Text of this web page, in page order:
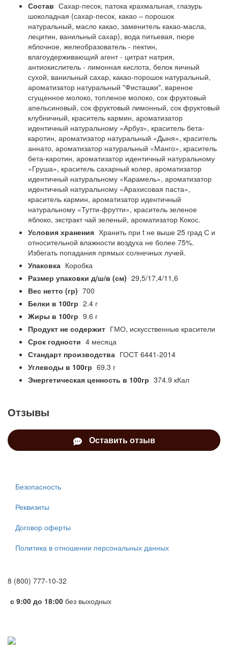
Состав Сахар-песок, патока крахмальная, глазурь
шоколадная (сахар-песок, какао – порошок
натуральный, масло какао, заменитель какао-масла,
лецитин, ванильный сахар), вода питьевая, пюре
яблочное, желеобразователь - пектин,
влагоудерживающий агент - цитрат натрия,
антиокислитель - лимонная кислота, белок яичный
сухой, ванильный сахар, какао-порошок натуральный,
ароматизатор натуральный "Фисташки", вареное
сгущенное молоко, топленое молоко, сок фруктовый
апельсиновый, сок фруктовый лимонный, сок фруктовый
клубничный, краситель кармин, ароматизатор
идентичный натуральному «Арбуз», краситель бета-
каротин, ароматизатор натуральный «Дыня», краситель
аннато, ароматизатор натуральный «Манго», краситель
бета-каротин, ароматизатор идентичный натуральному
«Груша», краситель сахарный колер, ароматизатор
идентичный натуральному «Карамель», ароматизатор
идентичный натуральному «Арахисовая паста»,
краситель кармин, ароматизатор идентичный
натуральному «Тутти-фрутти», краситель зеленое
яблоко, экстракт чай зеленый, ароматизатор Кокос.
Условия хранения Хранить при t не выше 25 град С и
относительной влажности воздуха не более 75%.
Избегать попадания прямых солнечных лучей.
Упаковка Коробка
Размер упаковки д/ш/в (см) 29,5/17,4/11,6
Вес нетто (гр) 700
Белки в 100гр 2.4 г
Жиры в 100гр 9.6 г
Продукт не содержит ГМО, искусственные красители
Срок годности 4 месяца
Стандарт производства ГОСТ 6441-2014
Углеводы в 100гр 69.3 г
Энергетическая ценность в 100гр 374.9 кКал
Отзывы
Оставить отзыв
Безопасность
Реквизиты
Договор оферты
Политика в отношении персональных данных
8 (800) 777-10-32
с 9:00 до 18:00 без выходных